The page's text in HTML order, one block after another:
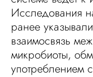
Исследования
ранее
взаимосвязь
микробиоты,
употреблением